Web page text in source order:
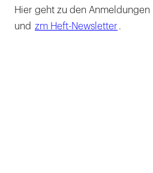
Hier geht zu den Anmeldungen
und zm Heft-Newsletter .